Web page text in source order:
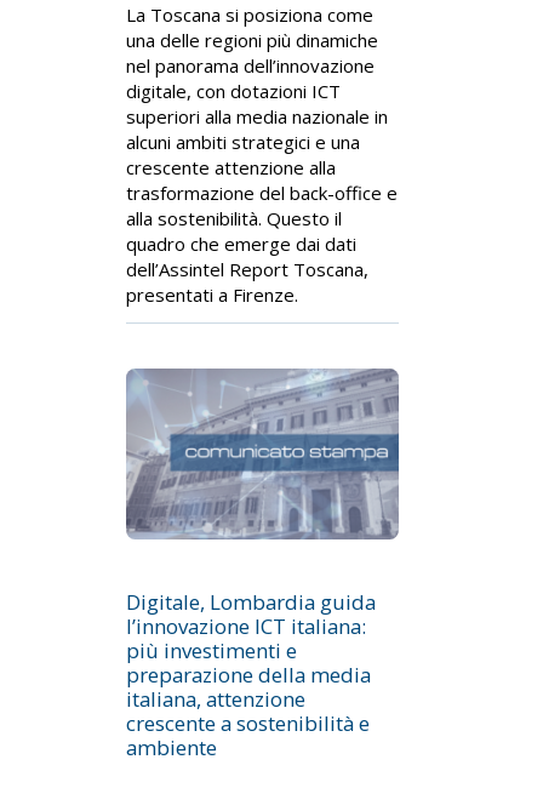
La Toscana si posiziona come
una delle regioni più dinamiche
nel panorama dell’innovazione
digitale, con dotazioni ICT
superiori alla media nazionale in
alcuni ambiti strategici e una
crescente attenzione alla
trasformazione del back-office e
alla sostenibilità. Questo il
quadro che emerge dai dati
dell’Assintel Report Toscana,
presentati a Firenze.
Digitale, Lombardia guida
l’innovazione ICT italiana:
più investimenti e
preparazione della media
italiana, attenzione
crescente a sostenibilità e
ambiente